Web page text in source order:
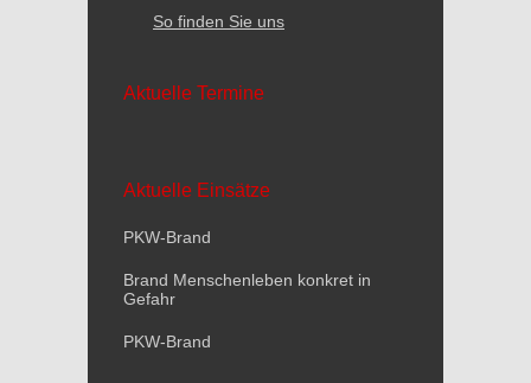
So finden Sie uns
Aktuelle Termine
Aktuelle Einsätze
PKW-Brand
Brand Menschenleben konkret in
Gefahr
PKW-Brand